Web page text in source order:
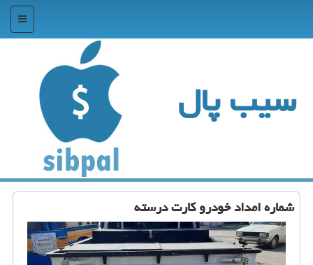
منو
سیب پال
شماره امداد خودرو کارت درسته